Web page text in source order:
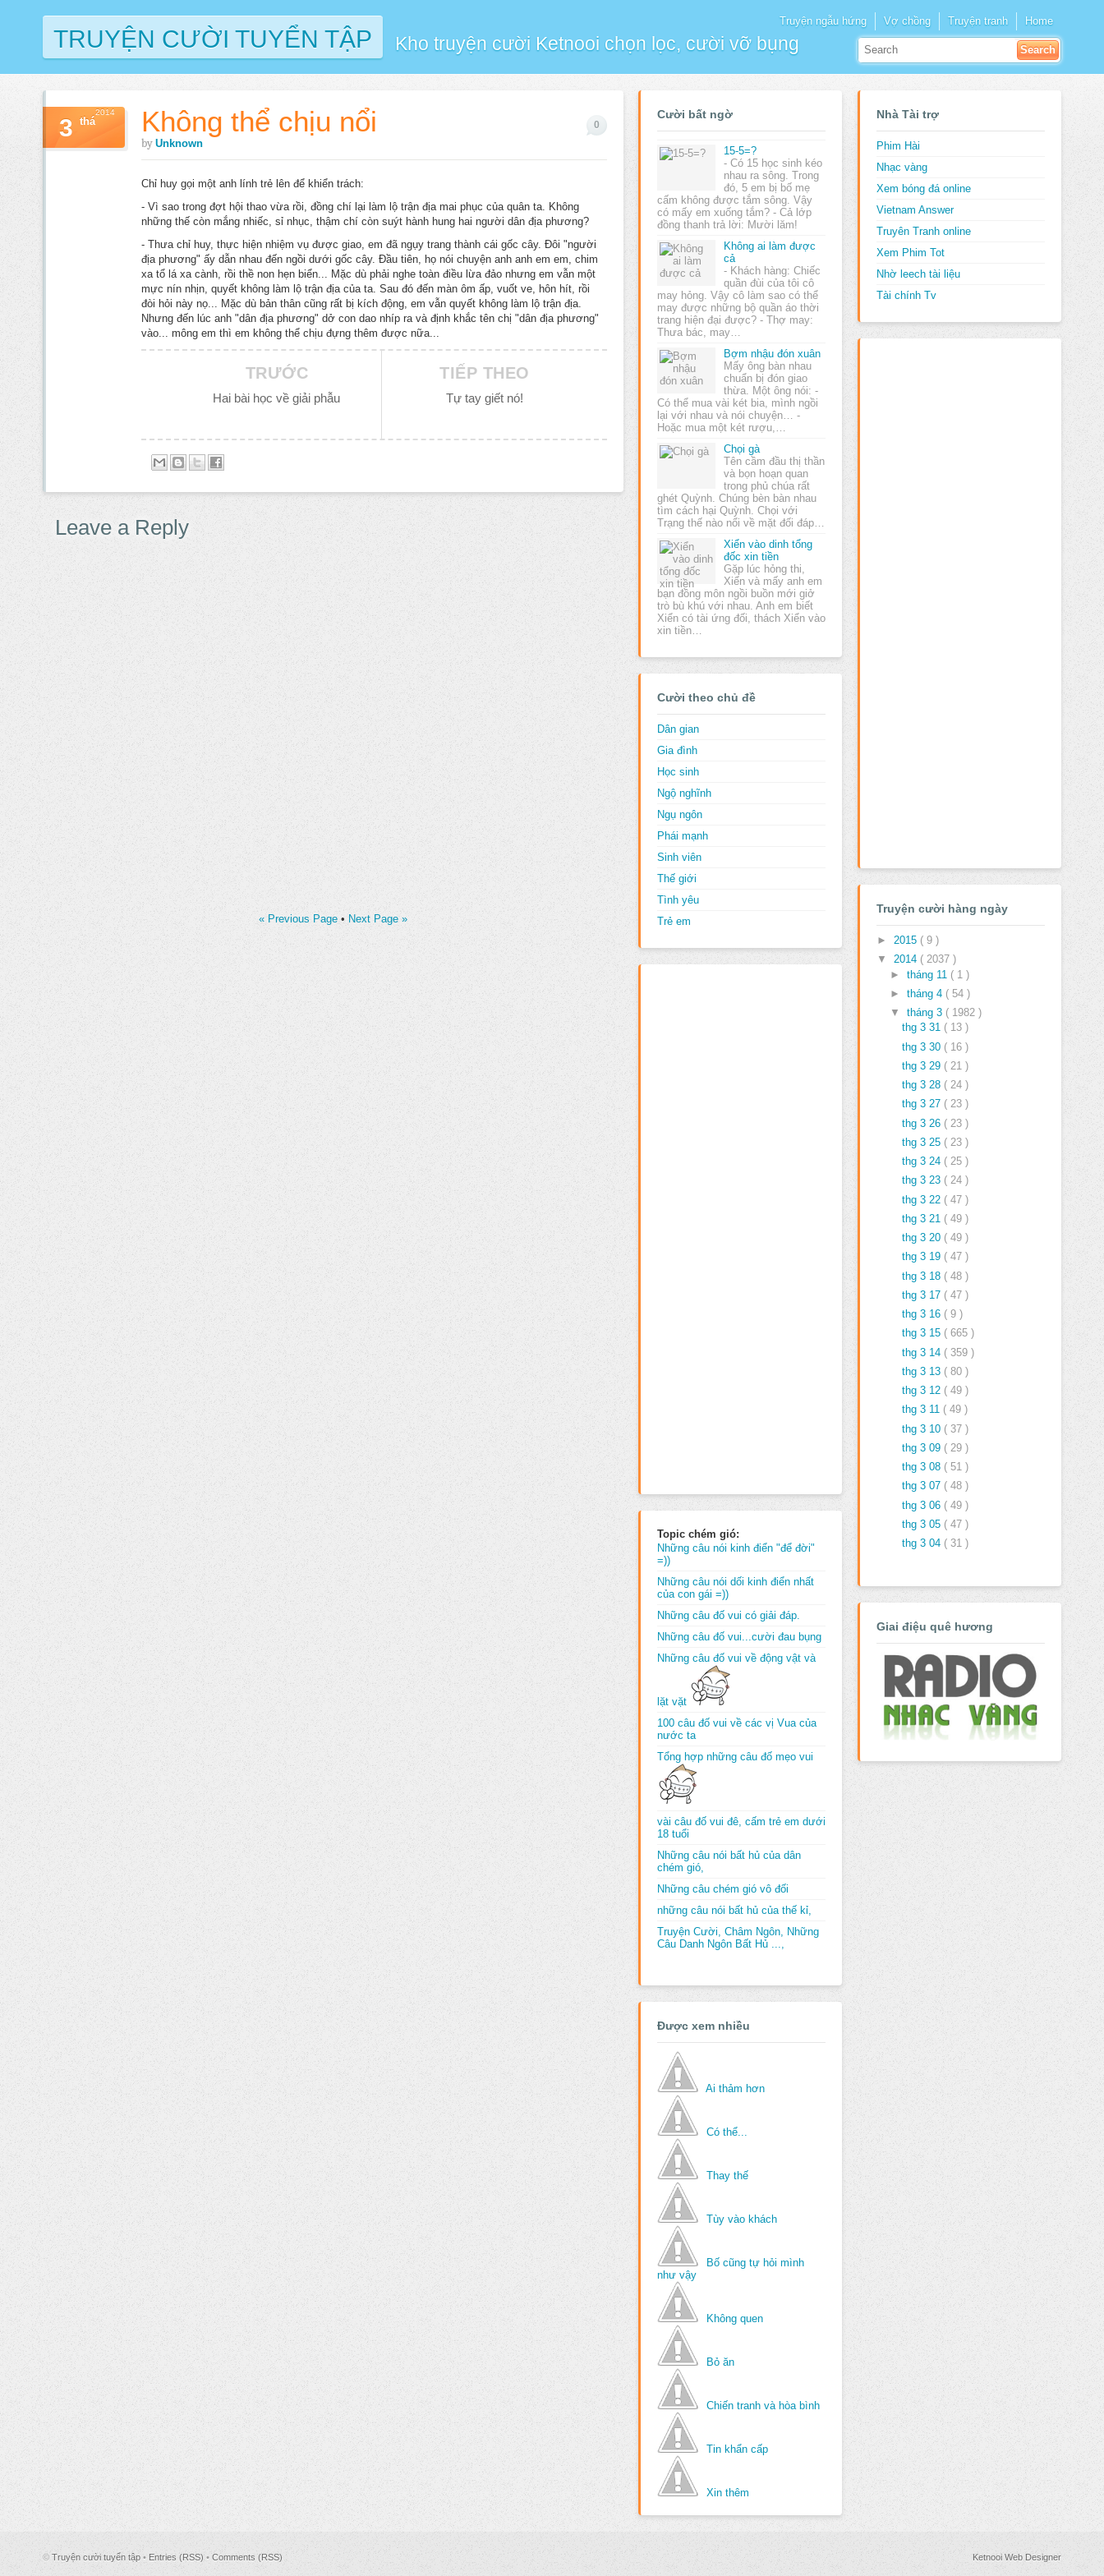
TRUYỆN CƯỜI TUYỂN TẬP Kho truyện cười Ketnooi chọn lọc, cười vỡ bụng
Truyện ngẫu hứng Vợ chồng Truyện tranh Home
Không thể chịu nổi
by Unknown
3 thá
2014
0
Chỉ huy gọi một anh lính trẻ lên để khiển trách:
- Vì sao trong đợt hội thao vừa rồi, đồng chí lại làm lộ trận địa mai phục của quân ta. Không
những thế còn mắng nhiếc, sỉ nhục, thậm chí còn suýt hành hung hai người dân địa phương?
- Thưa chỉ huy, thực hiện nhiệm vụ được giao, em đã ngụy trang thành cái gốc cây. Đôi "người
địa phương" ấy dẫn nhau đến ngồi dưới gốc cây. Đầu tiên, họ nói chuyện anh anh em em, chim
xa tổ lá xa cành, rồi thề non hẹn biển... Mặc dù phải nghe toàn điều lừa đảo nhưng em vẫn một
mực nín nhịn, quyết không làm lộ trận địa của ta. Sau đó đến màn ôm ấp, vuốt ve, hôn hít, rồi
đòi hỏi này nọ... Mặc dù bản thân cũng rất bị kích động, em vẫn quyết không làm lộ trận địa.
Nhưng đến lúc anh "dân địa phương" dở con dao nhíp ra và định khắc tên chị "dân địa phương"
vào... mông em thì em không thể chịu đựng thêm được nữa...
TIẾP THEO
Tự tay giết nó!
TRƯỚC
Hai bài học về giải phẫu
Leave a Reply
« Previous Page • Next Page »
Cười bất ngờ
15-5=?
- Có 15 học sinh kéo
nhau ra sông. Trong
đó, 5 em bị bố mẹ
cấm không được tắm sông. Vậy
có mấy em xuống tắm? - Cả lớp
đồng thanh trả lời: Mười lăm!
Không ai làm được
cả
- Khách hàng: Chiếc
quần đùi của tôi cô
may hỏng. Vậy cô làm sao có thể
may được những bộ quần áo thời
trang hiện đại được? - Thợ may:
Thưa bác, may…
Bợm nhậu đón xuân
Mấy ông bàn nhau
chuẩn bị đón giao
thừa. Một ông nói: -
Có thể mua vài két bia, mình ngồi
lại với nhau và nói chuyện… -
Hoặc mua một két rượu,…
Chọi gà
Tên cầm đầu thị thần
và bọn hoạn quan
trong phủ chúa rất
ghét Quỳnh. Chúng bèn bàn nhau
tìm cách hại Quỳnh. Chọi với
Trạng thế nào nổi về mặt đối đáp…
Xiển vào dinh tổng
đốc xin tiền
Gặp lúc hỏng thi,
Xiển và mấy anh em
bạn đồng môn ngồi buồn mới giở
trò bù khú với nhau. Anh em biết
Xiển có tài ứng đối, thách Xiển vào
xin tiền…
Cười theo chủ đề
Dân gian
Gia đình
Học sinh
Ngộ nghĩnh
Ngụ ngôn
Phái mạnh
Sinh viên
Thế giới
Tình yêu
Trẻ em
Topic chém gió:
Những câu nói kinh điển "để đời"
=))
Những câu nói dối kinh điển nhất
của con gái =))
Những câu đố vui có giải đáp.
Những câu đố vui...cười đau bụng
Những câu đố vui về động vật và
lặt vặt
100 câu đố vui về các vị Vua của
nước ta
Tổng hợp những câu đố mẹo vui
vài câu đố vui đê, cấm trẻ em dưới
18 tuổi
Những câu nói bất hủ của dân
chém gió,
Những câu chém gió vô đối
những câu nói bất hủ của thế kỉ,
Truyện Cười, Châm Ngôn, Những
Câu Danh Ngôn Bất Hủ ...,
Được xem nhiều
Ai thảm hơn
Có thể...
Thay thế
Tùy vào khách
Bố cũng tự hỏi mình
như vậy
Không quen
Bỏ ăn
Chiến tranh và hòa bình
Tin khẩn cấp
Xin thêm
Nhà Tài trợ
Phim Hài
Nhạc vàng
Xem bóng đá online
Vietnam Answer
Truyên Tranh online
Xem Phim Tot
Nhờ leech tài liệu
Tài chính Tv
Truyện cười hàng ngày
► 2015 ( 9 )
▼ 2014 ( 2037 )
► tháng 11 ( 1 )
► tháng 4 ( 54 )
▼ tháng 3 ( 1982 )
thg 3 31 ( 13 )
thg 3 30 ( 16 )
thg 3 29 ( 21 )
thg 3 28 ( 24 )
thg 3 27 ( 23 )
thg 3 26 ( 23 )
thg 3 25 ( 23 )
thg 3 24 ( 25 )
thg 3 23 ( 24 )
thg 3 22 ( 47 )
thg 3 21 ( 49 )
thg 3 20 ( 49 )
thg 3 19 ( 47 )
thg 3 18 ( 48 )
thg 3 17 ( 47 )
thg 3 16 ( 9 )
thg 3 15 ( 665 )
thg 3 14 ( 359 )
thg 3 13 ( 80 )
thg 3 12 ( 49 )
thg 3 11 ( 49 )
thg 3 10 ( 37 )
thg 3 09 ( 29 )
thg 3 08 ( 51 )
thg 3 07 ( 48 )
thg 3 06 ( 49 )
thg 3 05 ( 47 )
thg 3 04 ( 31 )
Giai điệu quê hương
© Truyện cười tuyển tập • Entries (RSS) • Comments (RSS) Ketnooi Web Designer